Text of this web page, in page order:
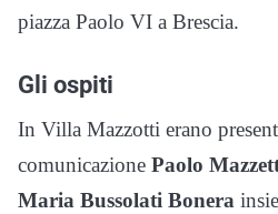
piazza Paolo VI a Brescia.
Gli ospiti
In Villa Mazzotti erano
comunicazione Paolo
Maria Bussolati Bonera